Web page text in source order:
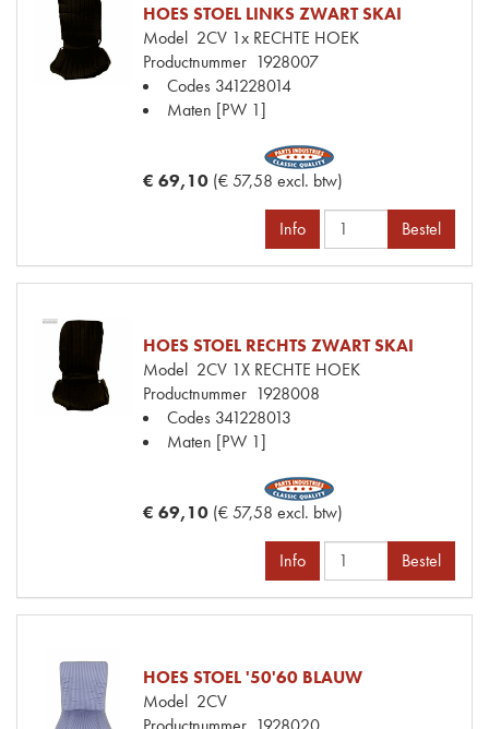
HOES STOEL LINKS ZWART SKAI
Model 2CV 1x RECHTE HOEK
Productnummer 1928007
Codes 341228014
Maten [PW 1]
€ 69,10 (€ 57,58 excl. btw)
Info Bestel
HOES STOEL RECHTS ZWART SKAI
Model 2CV 1X RECHTE HOEK
Productnummer 1928008
Codes 341228013
Maten [PW 1]
€ 69,10 (€ 57,58 excl. btw)
Info Bestel
HOES STOEL '50'60 BLAUW
Model 2CV